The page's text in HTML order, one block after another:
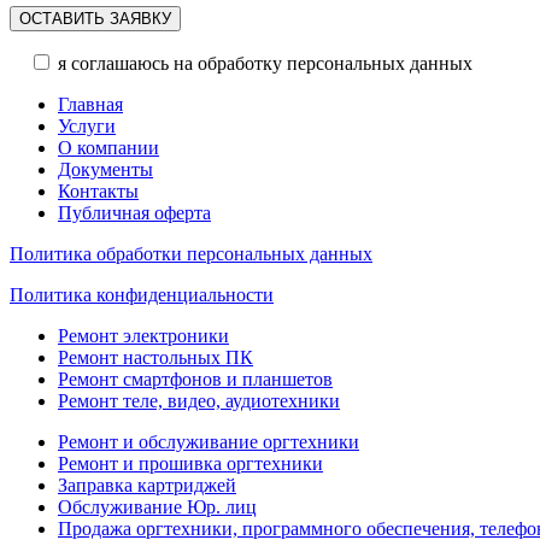
я соглашаюсь на обработку персональных данных
Главная
Услуги
О компании
Документы
Контакты
Публичная оферта
Политика обработки персональных данных
Политика конфиденциальности
Ремонт электроники
Ремонт настольных ПК
Ремонт смартфонов и планшетов
Ремонт теле, видео, аудиотехники
Ремонт и обслуживание оргтехники
Ремонт и прошивка оргтехники
Заправка картриджей
Обслуживание Юр. лиц
Продажа оргтехники, программного обеспечения,